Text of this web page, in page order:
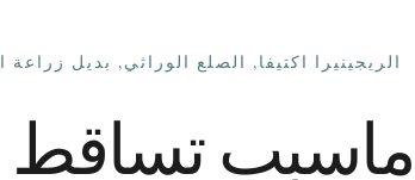
الريجينيرا اكتيفا, الصلع الوراثي, بديل زراعة
ماسبب تساقط